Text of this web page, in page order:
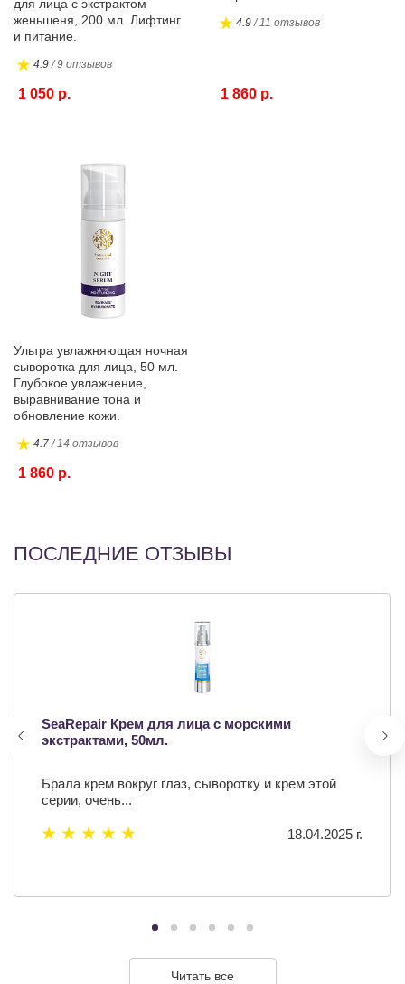
для лица с экстрактом
женьшеня, 200 мл. Лифтинг
и питание.
4.9/ 9 отзывов
1 050 р.
4.9/ 11 отзывов
1 860 р.
Ультра увлажняющая ночная
сыворотка для лица, 50 мл.
Глубокое увлажнение,
выравнивание тона и
обновление кожи.
4.7/ 14 отзывов
1 860 р.
ПОСЛЕДНИЕ ОТЗЫВЫ
SeaRepair Крем для лица с морскими
экстрактами, 50мл.
Брала крем вокруг глаз, сыворотку и крем этой
серии, очень...
18.04.2025 г.
Читать все